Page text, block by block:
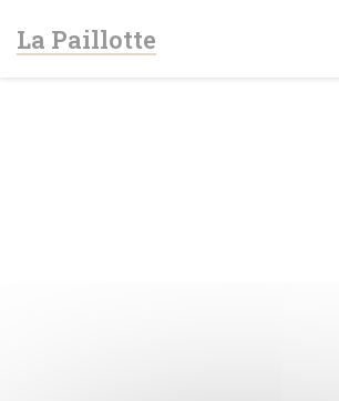
La Paillotte